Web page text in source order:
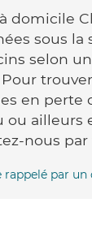
domicile
sous la
selon
en perte
ou ailleurs
nous
rappelé par un